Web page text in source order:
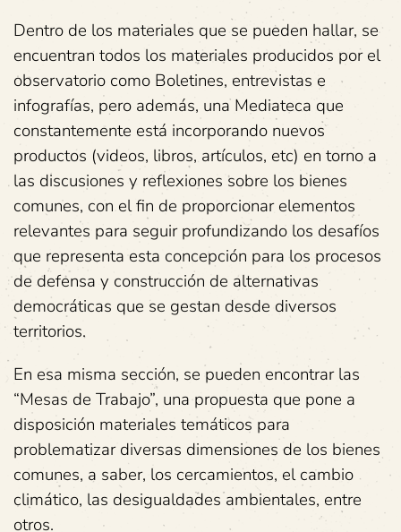
Dentro de los materiales que se pueden hallar, se
encuentran todos los materiales producidos por el
observatorio como Boletines, entrevistas e
infografías, pero además, una Mediateca que
constantemente está incorporando nuevos
productos (videos, libros, artículos, etc) en torno a
las discusiones y reflexiones sobre los bienes
comunes, con el fin de proporcionar elementos
relevantes para seguir profundizando los desafíos
que representa esta concepción para los procesos
de defensa y construcción de alternativas
democráticas que se gestan desde diversos
territorios.
En esa misma sección, se pueden encontrar las
“Mesas de Trabajo”, una propuesta que pone a
disposición materiales temáticos para
problematizar diversas dimensiones de los bienes
comunes, a saber, los cercamientos, el cambio
climático, las desigualdades ambientales, entre
otros.